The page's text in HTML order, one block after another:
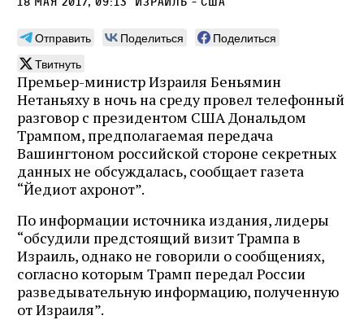
Отправить Поделиться
Поделиться
Твитнуть
Премьер-министр Израиля Беньямин
Нетаньяху в ночь на среду провел телефонный
разговор с президентом США Дональдом
Трампом, предполагаемая передача
Вашингтоном российской стороне секретных
данных не обсуждалась, сообщает газета
“Йедиот ахронот”.
По информации источника издания, лидеры
“обсудили предстоящий визит Трампа в
Израиль, однако не говорили о сообщениях,
согласно которым Трамп передал России
разведывательную информацию, полученную
от Израиля”.